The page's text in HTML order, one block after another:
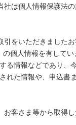
は個人情報保護法
をいただきました
個人情報を有して
る情報などであり
れた情報や、申込
客さま等から取得し